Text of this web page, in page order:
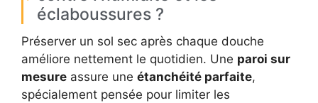
éclaboussures ?
Préserver un sol sec après chaque douche
améliore nettement le quotidien. Une paroi sur
mesure assure une étanchéité parfaite,
spécialement pensée pour limiter les